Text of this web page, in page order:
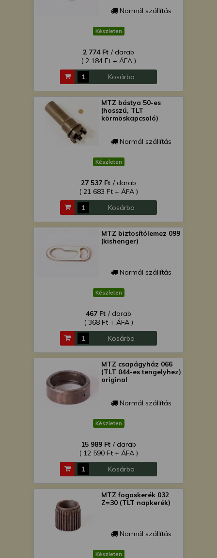
Normál szállítás
Készleten
2 774 Ft / darab
( 2 184 Ft + ÁFA )
Kosárba
MTZ bástya 50-es
(hosszú, TLT
körmöskapcsoló)
Normál szállítás
Készleten
27 537 Ft / darab
( 21 683 Ft + ÁFA )
Kosárba
MTZ biztosítólemez 099
(kishenger)
Normál szállítás
Készleten
467 Ft / darab
( 368 Ft + ÁFA )
Kosárba
MTZ csapágyház 066
(TLT 044-es tengelyhez)
original
Normál szállítás
Készleten
15 989 Ft / darab
( 12 590 Ft + ÁFA )
Kosárba
MTZ fogaskerék 032
Z=30 (TLT napkerék)
Normál szállítás
Készleten